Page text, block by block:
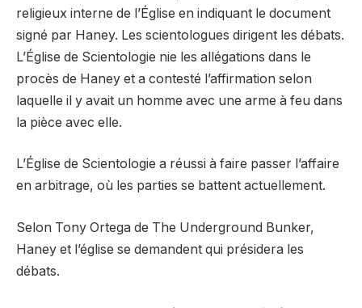
religieux interne de l’Église en indiquant le document
signé par Haney. Les scientologues dirigent les débats.
L’Église de Scientologie nie les allégations dans le
procès de Haney et a contesté l’affirmation selon
laquelle il y avait un homme avec une arme à feu dans
la pièce avec elle.
L’Église de Scientologie a réussi à faire passer l’affaire
en arbitrage, où les parties se battent actuellement.
Selon Tony Ortega de The Underground Bunker,
Haney et l’église se demandent qui présidera les
débats.